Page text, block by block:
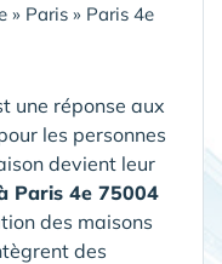
» Paris » Paris 4e
une réponse aux
les personnes
devient leur
Paris 4e 75004
des maisons
des